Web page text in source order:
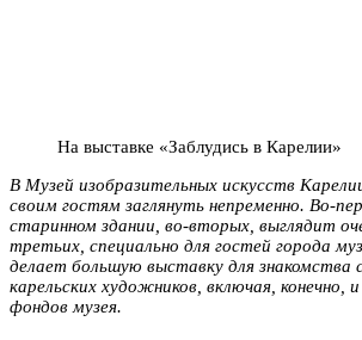
На выставке «Заблудись в Карелии»
В Музей изобразительных искусств
своим гостям заглянуть непременно. Во-
старинном здании, во-вторых, выглядит
третьих, специально для гостей города
делает большую выставку для знакомства
карельских художников, включая, конечно,
фондов музея.